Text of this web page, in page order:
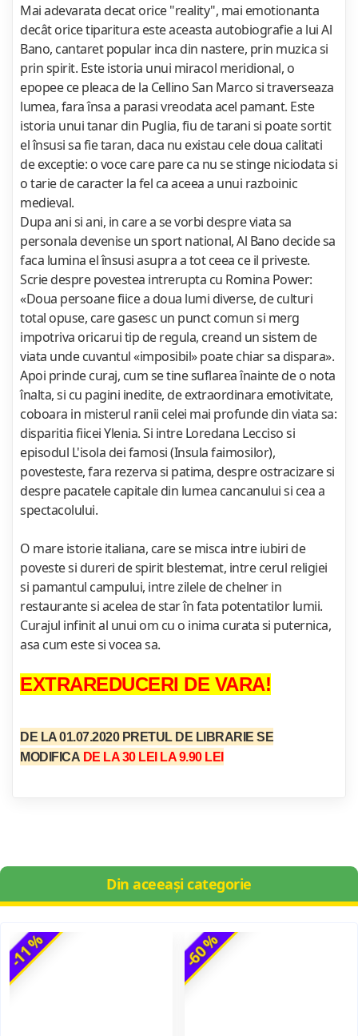
Mai adevarata decat orice "reality", mai emotionanta
decât orice tiparitura este aceasta autobiografie a lui Al
Bano, cantaret popular inca din nastere, prin muzica si
prin spirit. Este istoria unui miracol meridional, o
epopee ce pleaca de la Cellino San Marco si traverseaza
lumea, fara însa a parasi vreodata acel pamant. Este
istoria unui tanar din Puglia, fiu de tarani si poate sortit
el însusi sa fie taran, daca nu existau cele doua calitati
de exceptie: o voce care pare ca nu se stinge niciodata si
o tarie de caracter la fel ca aceea a unui razboinic
medieval.
Dupa ani si ani, in care a se vorbi despre viata sa
personala devenise un sport national, Al Bano decide sa
faca lumina el însusi asupra a tot ceea ce il priveste.
Scrie despre povestea intrerupta cu Romina Power:
«Doua persoane fiice a doua lumi diverse, de culturi
total opuse, care gasesc un punct comun si merg
impotriva oricarui tip de regula, creand un sistem de
viata unde cuvantul «imposibil» poate chiar sa dispara».
Apoi prinde curaj, cum se tine suflarea înainte de o nota
înalta, si cu pagini inedite, de extraordinara emotivitate,
coboara in misterul ranii celei mai profunde din viata sa:
disparitia fiicei Ylenia. Si intre Loredana Lecciso si
episodul L'isola dei famosi (Insula faimosilor),
povesteste, fara rezerva si patima, despre ostracizare si
despre pacatele capitale din lumea cancanului si cea a
spectacolului.
O mare istorie italiana, care se misca intre iubiri de
poveste si dureri de spirit blestemat, intre cerul religiei
si pamantul campului, intre zilele de chelner in
restaurante si acelea de star în fata potentatilor lumii.
Curajul infinit al unui om cu o inima curata si puternica,
asa cum este si vocea sa.
EXTRAREDUCERI DE VARA!
DE LA 01.07.2020 PRETUL DE LIBRARIE SE
MODIFICA DE LA 30 LEI LA 9.90 LEI
Din aceeași categorie
-11 % -60 %